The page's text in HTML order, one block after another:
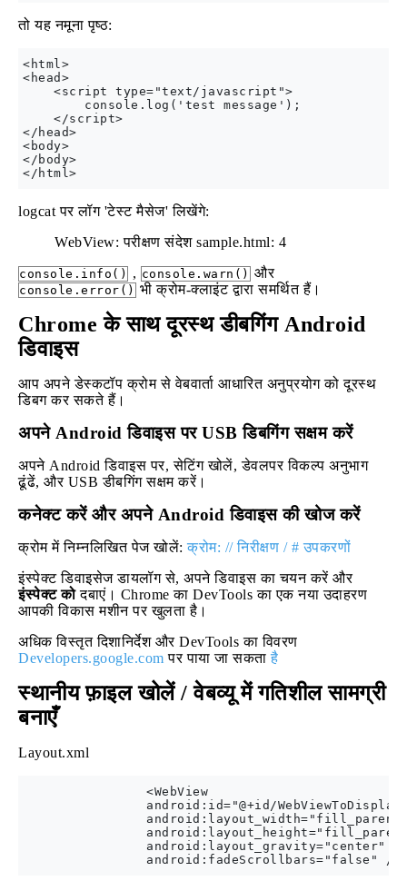
तो यह नमूना पृष्ठ:
<html>
<head>
    <script type="text/javascript">
        console.log('test message');
    </script>
</head>
<body>
</body>
logcat पर लॉग 'टेस्ट मैसेज' लिखेंगे:
WebView: परीक्षण संदेश sample.html: 4
console.info() , console.warn() और
console.error() भी क्रोम-क्लाइंट द्वारा समर्थित हैं।
Chrome के साथ दूरस्थ डीबगिंग Android
डिवाइस
आप अपने डेस्कटॉप क्रोम से वेबवार्ता आधारित अनुप्रयोग को दूरस्थ
डिबग कर सकते हैं।
अपने Android डिवाइस पर USB डिबगिंग सक्षम करें
अपने Android डिवाइस पर, सेटिंग खोलें, डेवलपर विकल्प अनुभाग
ढूंढें, और USB डीबगिंग सक्षम करें।
कनेक्ट करें और अपने Android डिवाइस की खोज करें
क्रोम में निम्नलिखित पेज खोलें:क्रोम: // निरीक्षण / # उपकरणों
इंस्पेक्ट डिवाइसेज डायलॉग से, अपने डिवाइस का चयन करें और
इंस्पेक्ट कोदबाएं। Chrome का DevTools का एक नया उदाहरण
आपकी विकास मशीन पर खुलता है।
अधिक विस्तृत दिशानिर्देश और DevTools का विवरण
Developers.google.com पर पाया जा सकताहै
स्थानीय फ़ाइल खोलें / वेबव्यू में गतिशील सामग्री
बनाएँ
Layout.xml
                <WebView
android:id="@+id/
                android:layout_gravity="center"